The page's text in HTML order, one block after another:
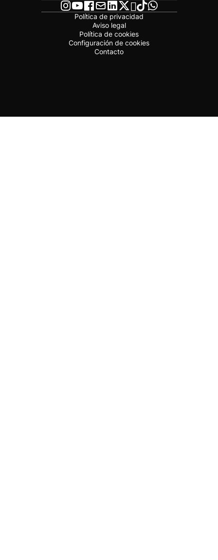
Política de privacidad
Aviso legal
Política de cookies
Configuración de cookies
Contacto